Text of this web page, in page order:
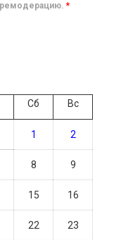
*
Сб Вс
1 2
8 9
15 16
22 23